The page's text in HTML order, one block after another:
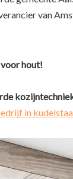
van
hout!
in